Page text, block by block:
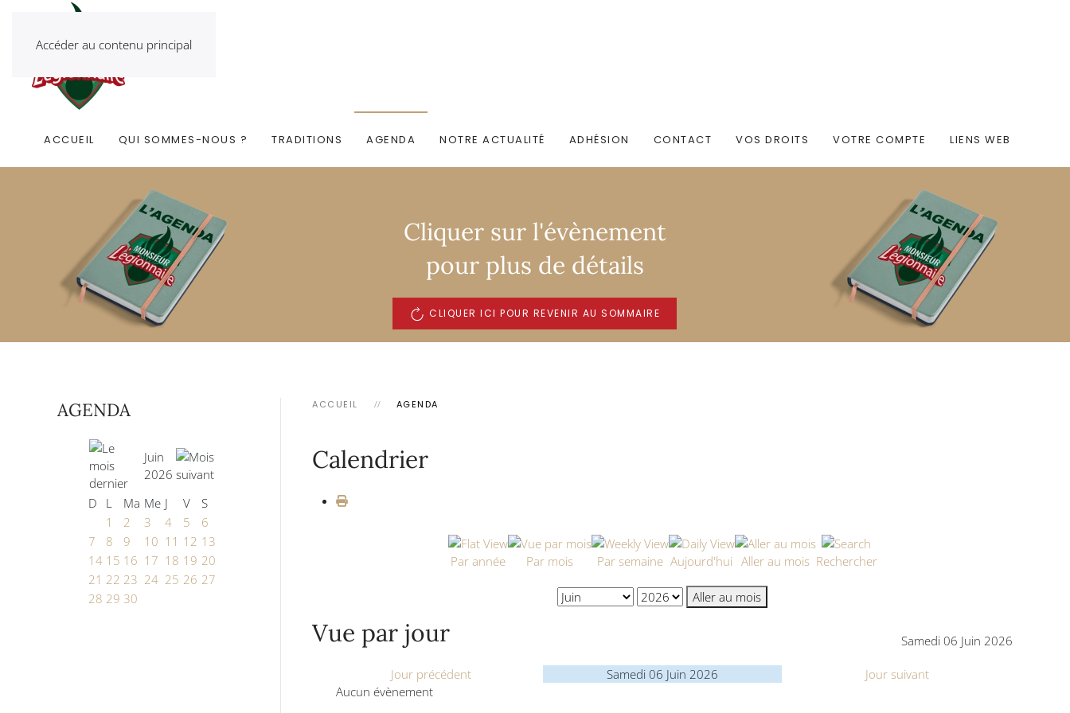
Accéder au contenu principal
ACCUEIL QUI SOMMES-NOUS ? TRADITIONS AGENDA NOTRE ACTUALITÉ ADHÉSION CONTACT VOS DROITS VOTRE COMPTE LIENS WEB
Cliquer sur l'évènement
pour plus de détails
CLIQUER ICI POUR REVENIR AU SOMMAIRE
ACCUEIL AGENDA
Calendrier
Par année Par mois Par semaine Aujourd'hui Aller au mois Rechercher
Aller au mois
Vue par jour Samedi 06 Juin 2026
Jour précédent Samedi 06 Juin 2026
Jour suivant
Aucun évènement
AGENDA
Juin
2026
D
L Ma Me J V
S
1
2 3 4 5
6
7
8 9 10 11 12 13
14 15 16 17 18 19 20
21 22 23 24 25 26 27
28 29 30